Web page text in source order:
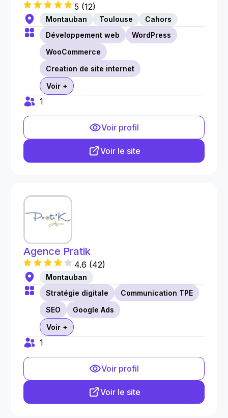
5 (12)
Montauban Toulouse
Cahors
Développement web
WordPress
WooCommerce
Creation de site internet
Voir +
1
Voir profil
Voir le site
Agence Pratik
4.6 (42)
Montauban
Stratégie digitale
Communication TPE
SEO
Google Ads
Voir +
1
Voir profil
Voir le site